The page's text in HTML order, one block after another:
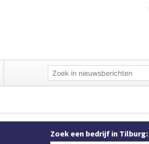
Zoek een bedrijf in Tilburg: